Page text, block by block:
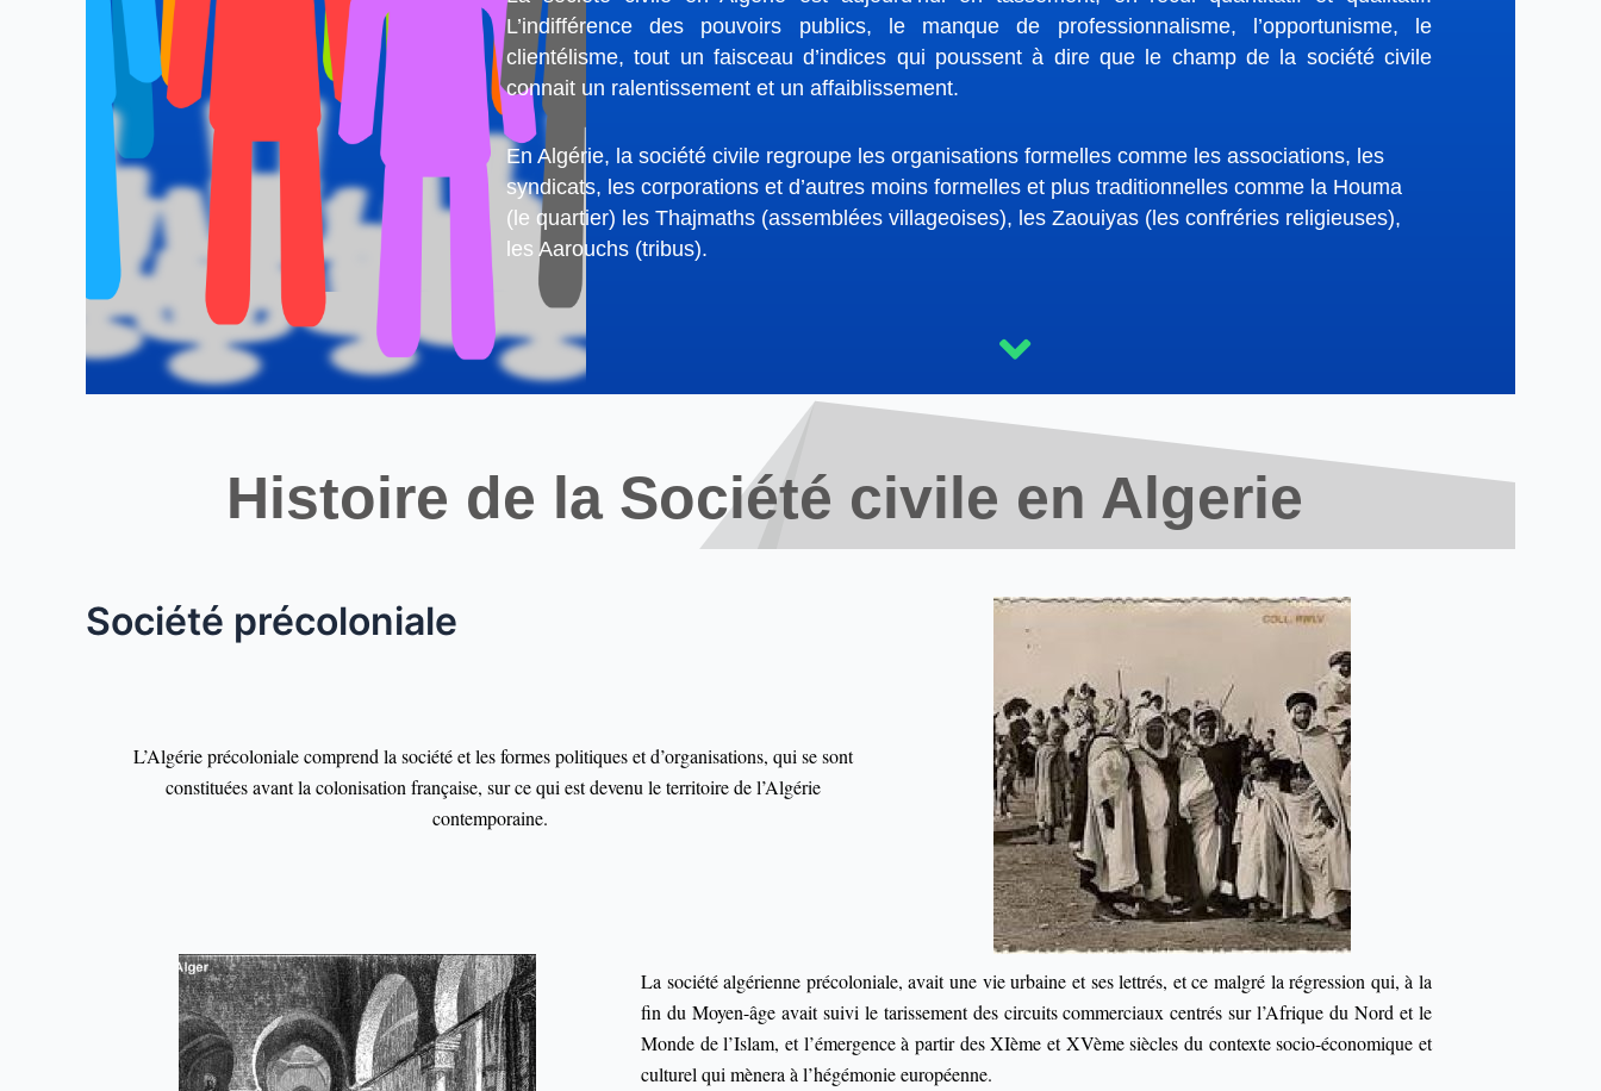
L’indifférence des pouvoirs publics, le manque de professionnalisme, l’opportunisme, le
clientélisme, tout un faisceau d’indices qui poussent à dire que le champ de la société civile
connait un ralentissement et un affaiblissement.
En Algérie, la société civile regroupe les organisations formelles comme les associations, les
syndicats, les corporations et d’autres moins formelles et plus traditionnelles comme la Houma
(le quartier) les Thajmaths (assemblées villageoises), les Zaouiyas (les confréries religieuses),
les Aarouchs (tribus).
Histoire de la Société civile en Algerie
Société précoloniale
L’Algérie précoloniale comprend la société et les formes politiques et d’organisations, qui se sont
constituées avant la colonisation française, sur ce qui est devenu le territoire de l’Algérie
contemporaine.
La société algérienne précoloniale, avait une vie urbaine et ses lettrés, et ce malgré la régression qui, à la
fin du Moyen-âge avait suivi le tarissement des circuits commerciaux centrés sur l’Afrique du Nord et le
Monde de l’Islam, et l’émergence à partir des XIème et XVème siècles du contexte socio-économique et
culturel qui mènera à l’hégémonie européenne.